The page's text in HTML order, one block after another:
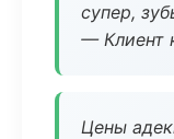
супер,
— Клиент
Цены